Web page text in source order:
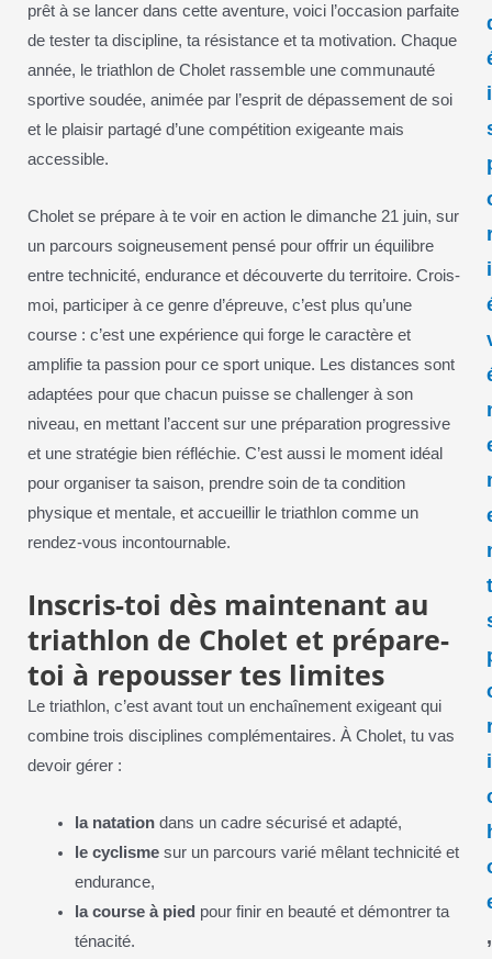
prêt à se lancer dans cette aventure, voici l’occasion parfaite
de tester ta discipline, ta résistance et ta motivation. Chaque
année, le triathlon de Cholet rassemble une communauté
sportive soudée, animée par l’esprit de dépassement de soi
et le plaisir partagé d’une compétition exigeante mais
accessible.
Cholet se prépare à te voir en action le dimanche 21 juin, sur
un parcours soigneusement pensé pour offrir un équilibre
entre technicité, endurance et découverte du territoire. Crois-
moi, participer à ce genre d’épreuve, c’est plus qu’une
course : c’est une expérience qui forge le caractère et
amplifie ta passion pour ce sport unique. Les distances sont
adaptées pour que chacun puisse se challenger à son
niveau, en mettant l’accent sur une préparation progressive
et une stratégie bien réfléchie. C’est aussi le moment idéal
pour organiser ta saison, prendre soin de ta condition
physique et mentale, et accueillir le triathlon comme un
rendez-vous incontournable.
Inscris-toi dès maintenant au
triathlon de Cholet et prépare-
toi à repousser tes limites
Le triathlon, c’est avant tout un enchaînement exigeant qui
combine trois disciplines complémentaires. À Cholet, tu vas
devoir gérer :
la natation dans un cadre sécurisé et adapté,
le cyclisme sur un parcours varié mêlant technicité et
endurance,
la course à pied pour finir en beauté et démontrer ta
ténacité.
i
,